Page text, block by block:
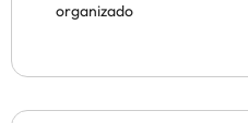
organizado